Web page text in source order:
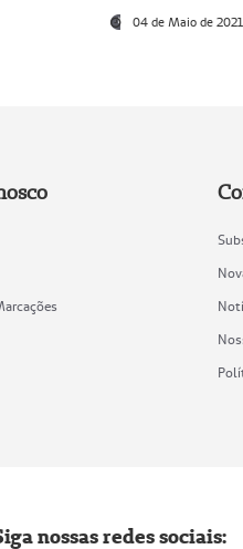
04 de Maio de 2021
nossas redes sociais: